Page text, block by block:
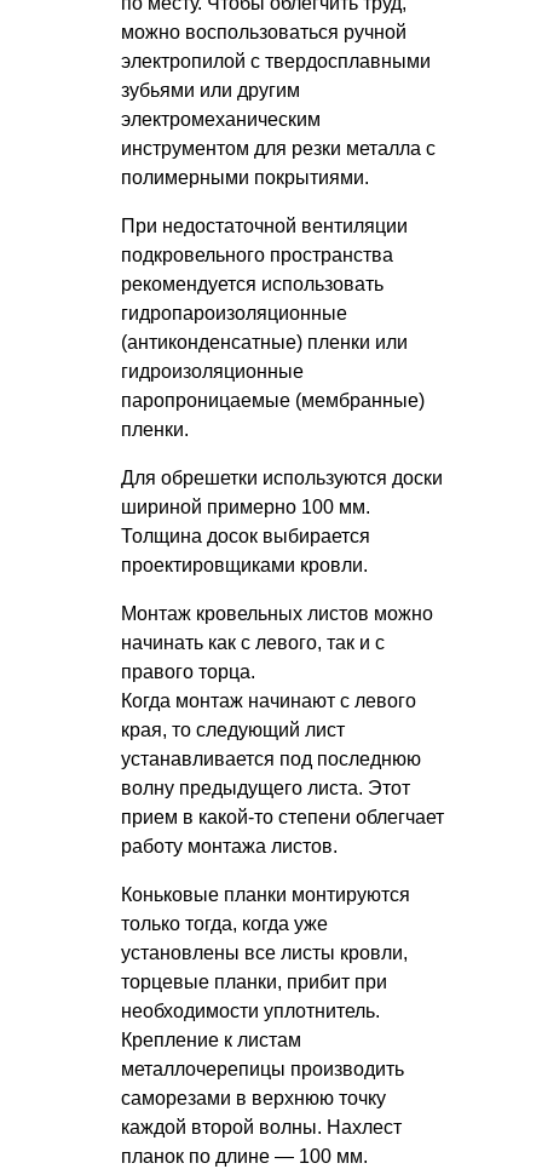
можно воспользоваться ручной
электропилой с твердосплавными
зубьями или другим
электромеханическим
инструментом для резки металла с
полимерными покрытиями.
При недостаточной вентиляции
подкровельного пространства
рекомендуется использовать
гидропароизоляционные
(антиконденсатные) пленки или
гидроизоляционные
паропроницаемые (мембранные)
пленки.
Для обрешетки используются доски
шириной примерно 100 мм.
Толщина досок выбирается
проектировщиками кровли.
Монтаж кровельных листов можно
начинать как с левого, так и с
правого торца.
Когда монтаж начинают с левого
края, то следующий лист
устанавливается под последнюю
волну предыдущего листа. Этот
прием в какой-то степени облегчает
работу монтажа листов.
Коньковые планки монтируются
только тогда, когда уже
установлены все листы кровли,
торцевые планки, прибит при
необходимости уплотнитель.
Крепление к листам
металлочерепицы производить
саморезами в верхнюю точку
каждой второй волны. Нахлест
планок по длине — 100 мм.